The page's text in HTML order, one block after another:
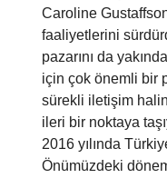
Caroline
faaliyetlerini
pazarını da
için çok önemli bir
sürekli iletişim
ileri bir noktaya
2016 yılında
Önümüzdeki